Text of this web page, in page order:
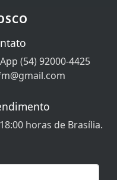
(54) 92000-4425
horas de Brasília.